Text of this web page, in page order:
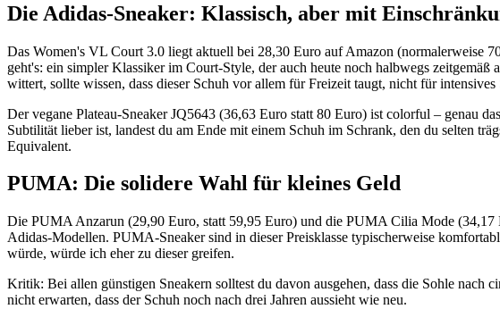
Die Adidas-Sneaker: Klassisch, aber mit
Das Women's VL Court 3.0 liegt aktuell bei 28,30 Euro auf Amazon (normalerweise
geht's: ein simpler Klassiker im Court-Style, der auch heute noch halbwegs
wittert, sollte wissen, dass dieser Schuh vor allem für Freizeit taugt, nicht für
Der vegane Plateau-Sneaker JQ5643 (36,63 Euro statt 80 Euro) ist colorful – genau
Subtilität lieber ist, landest du am Ende mit einem Schuh im Schrank, den du selten
Equivalent.
PUMA: Die solidere Wahl für kleines Geld
Die PUMA Anzarun (29,90 Euro, statt 59,95 Euro) und die PUMA Cilia Mode (34,17
Adidas-Modellen. PUMA-Sneaker sind in dieser Preisklasse typischerweise
würde, würde ich eher zu dieser greifen.
Kritik: Bei allen günstigen Sneakern solltest du davon ausgehen, dass die Sohle
nicht erwarten, dass der Schuh noch nach drei Jahren aussieht wie neu.